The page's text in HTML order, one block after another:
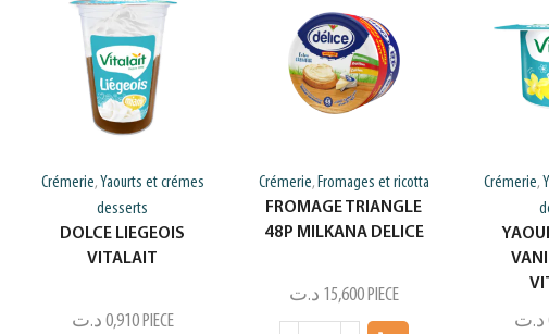
Crémerie, Yaourts et crémes
desserts
DOLCE LIEGEOIS
VITALAIT
0,910 د.ت PIECE
Crémerie, Fromages et ricotta
FROMAGE TRIANGLE
48P MILKANA DELICE
15,600 د.ت PIECE
Crémerie,
د.ت